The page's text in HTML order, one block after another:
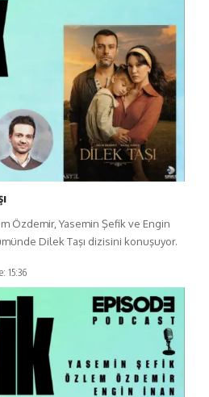
Özdemir, Yasemin Şefik ve Engin
Dilek Taşı dizisini konuşuyor.
15:36